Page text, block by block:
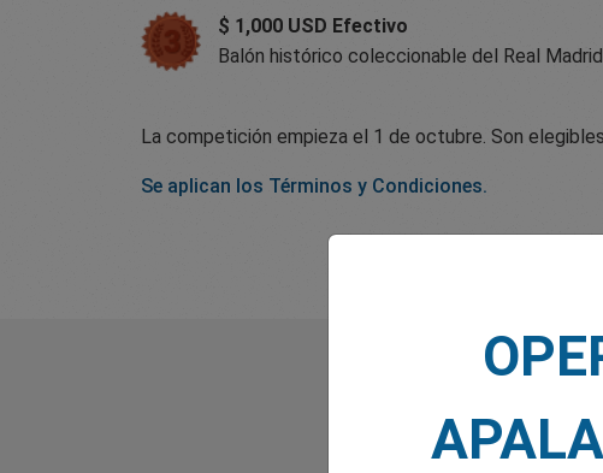
$ 1,000 USD Efectivo
Balón histórico coleccionable del Real Madrid
La competición empieza el 1 de octubre. Son
Se aplican los Términos y Condiciones.
Lo que